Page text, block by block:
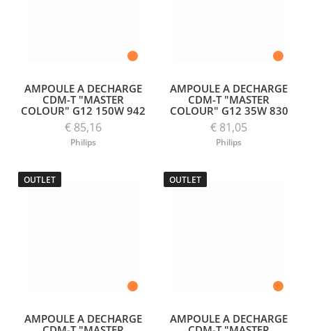
AMPOULE A DECHARGE
CDM-T "MASTER
COLOUR" G12 150W 942
€ 85,16
Philips
AMPOULE A DECHARGE
CDM-T "MASTER
COLOUR" G12 35W 830
€ 81,05
Philips
OUTLET
AMPOULE A DECHARGE
OUTLET
AMPOULE A DECHARGE